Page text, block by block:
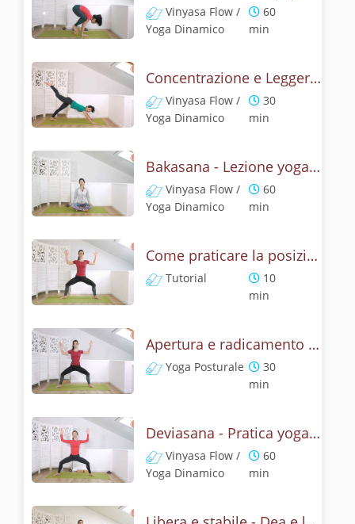
Vinyasa Flow /
Yoga Dinamico
60
min
Concentrazione e Leggerezza con la posizione del Corvo
Vinyasa Flow /
Yoga Dinamico
30
min
Bakasana - Lezione yoga con la mitologia della posizione del corvo
Vinyasa Flow /
Yoga Dinamico
60
min
Come praticare la posizione della Dea? Tutorial di Deviasana
Tutorial
10
min
Apertura e radicamento con la posizione della Dea
Yoga Posturale
30
min
Deviasana - Pratica yoga con la tecnica della posizione della Dea
Vinyasa Flow /
Yoga Dinamico
60
min